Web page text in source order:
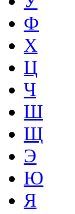
Ф
Х
Ц
Ч
Ш
Щ
Э
Ю
Я